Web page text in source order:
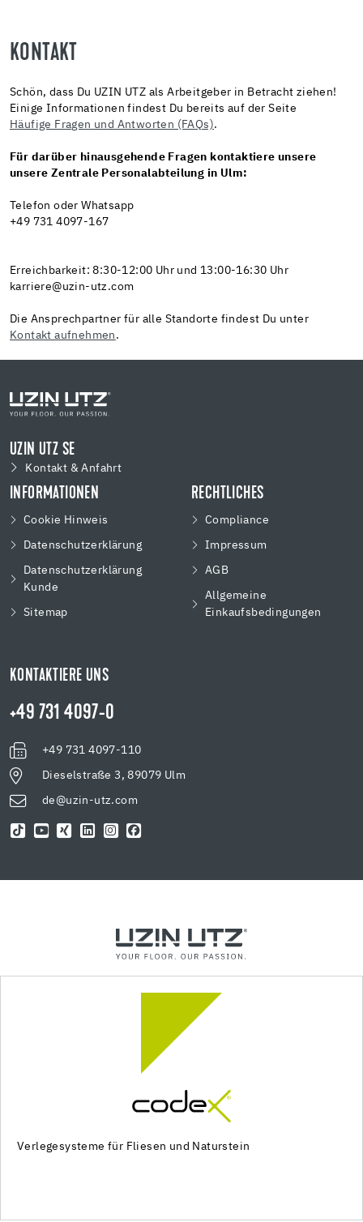
KONTAKT
Schön, dass Du UZIN UTZ als Arbeitgeber in Betracht ziehen!
Einige Informationen findest Du bereits auf der Seite
Häufige Fragen und Antworten (FAQs).
Für darüber hinausgehende Fragen kontaktiere unsere
unsere Zentrale Personalabteilung in Ulm:
Telefon oder Whatsapp
+49 731 4097-167
Erreichbarkeit: 8:30-12:00 Uhr und 13:00-16:30 Uhr
karriere@uzin-utz.com
Die Ansprechpartner für alle Standorte findest Du unter
Kontakt aufnehmen .
UZIN UTZ SE
Kontakt & Anfahrt
INFORMATIONEN
Cookie Hinweis
Datenschutzerklärung
Datenschutzerklärung
Kunde
Sitemap
RECHTLICHES
Compliance
Impressum
AGB
Allgemeine
Einkaufsbedingungen
KONTAKTIERE UNS
+49 731 4097-0
+49 731 4097-110
Dieselstraße 3, 89079 Ulm
de@uzin-utz.com
Verlegesysteme für Fliesen und Naturstein